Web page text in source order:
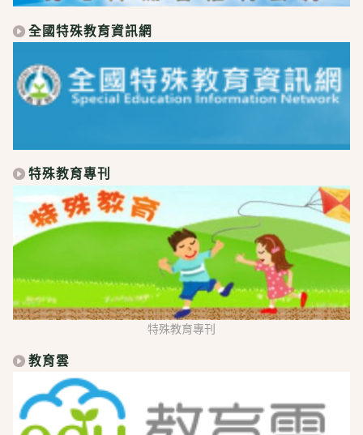
全國特殊教育資訊網
特殊教育專刊
特殊教育專刊
教育雲